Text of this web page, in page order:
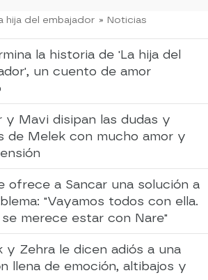
hija del embajador » Noticias
la historia de 'La hija del
un cuento de amor
y Mavi disipan las dudas y
de Melek con mucho amor y
ofrece a Sancar una solución a
"Vayamos todos con ella.
merece estar con Nare"
y Zehra le dicen adiós a una
llena de emoción, altibajos y